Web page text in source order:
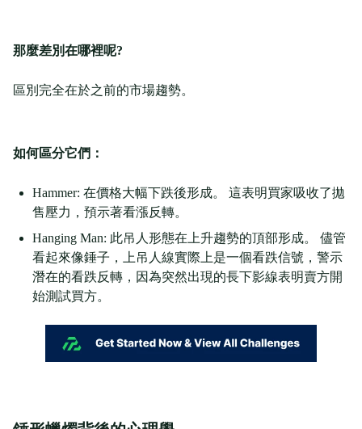
那麼差別在哪裡呢?
區別完全在於之前的市場趨勢。
如何區分它們：
Hammer: 在價格大幅下跌後形成。 這表明買家吸收了拋
售壓力，預示著看漲反轉。
Hanging Man: 此吊人形態在上升趨勢的頂部形成。 儘管
看起來像錘子，上吊人線實際上是一個看跌信號，警示
潛在的看跌反轉，因為突然出現的長下影線表明賣方開
始測試買方。